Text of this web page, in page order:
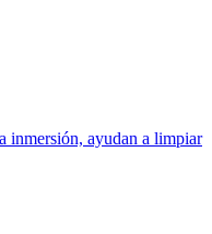
inmersión, ayudan a limpiar